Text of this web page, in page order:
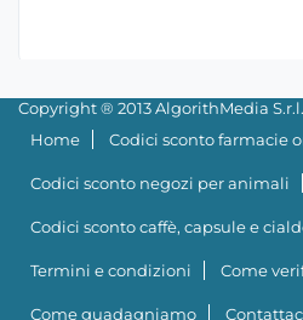
Copyright ® 2013 AlgorithMedia
Home
Codici sconto farmacie
Codici sconto negozi per animali
Codici sconto caffè, capsule e
Termini e condizioni Come
Come guadagniamo